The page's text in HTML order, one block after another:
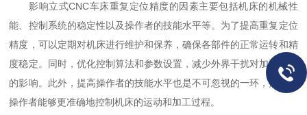
影响立式CNC车床重复定位精度的因素主要包括机床的机械性
能、控制系统的稳定性以及操作者的技能水平等。为了提高重复定位
精度，可以定期对机床进行维护和保养，确保各部件的正常运转和精
度稳定。同时，优化控制算法和参数设置，减少外界干扰对加工过程
的影响。此外，提高操作者的技能水平也是不可忽视的一环，熟练的
操作者能够更准确地控制机床的运动和加工过程。